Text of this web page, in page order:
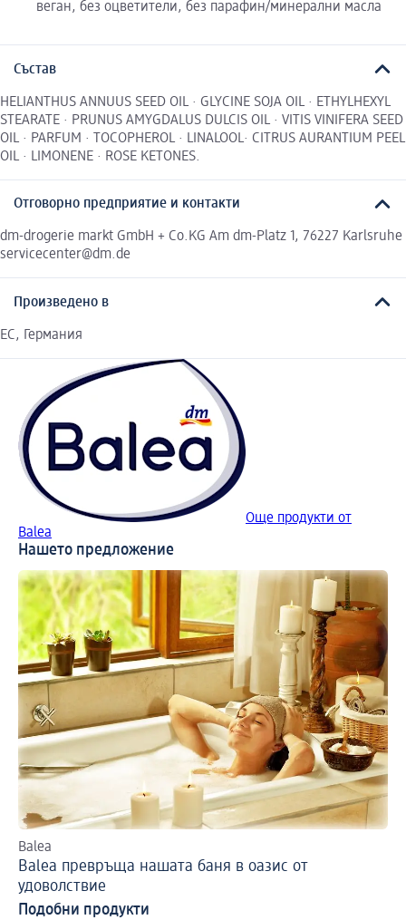
веган, без оцветители, без парафин/минерални масла
Състав
HELIANTHUS ANNUUS SEED OIL · GLYCINE SOJA OIL · ETHYLHEXYL
STEARATE · PRUNUS AMYGDALUS DULCIS OIL · VITIS VINIFERA SEED
OIL · PARFUM · TOCOPHEROL · LINALOOL· CITRUS AURANTIUM PEEL
OIL · LIMONENE · ROSE KETONES.
Отговорно предприятие и контакти
dm-drogerie markt GmbH + Co.KG Am dm-Platz 1, 76227 Karlsruhe
servicecenter@dm.de
Произведено в
ЕС, Германия
Още продукти от
Balea
Нашето предложение
Balea
Balea превръща нашата баня в оазис от
удоволствие
Подобни продукти